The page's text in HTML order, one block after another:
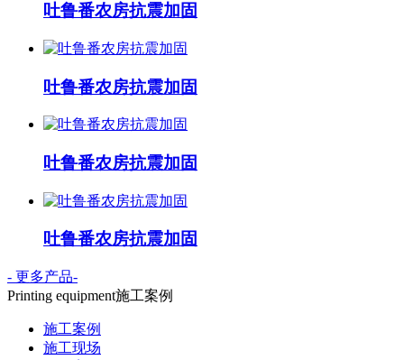
吐鲁番农房抗震加固
吐鲁番农房抗震加固
吐鲁番农房抗震加固
吐鲁番农房抗震加固
- 更多产品-
Printing equipment施工案例
施工案例
施工现场